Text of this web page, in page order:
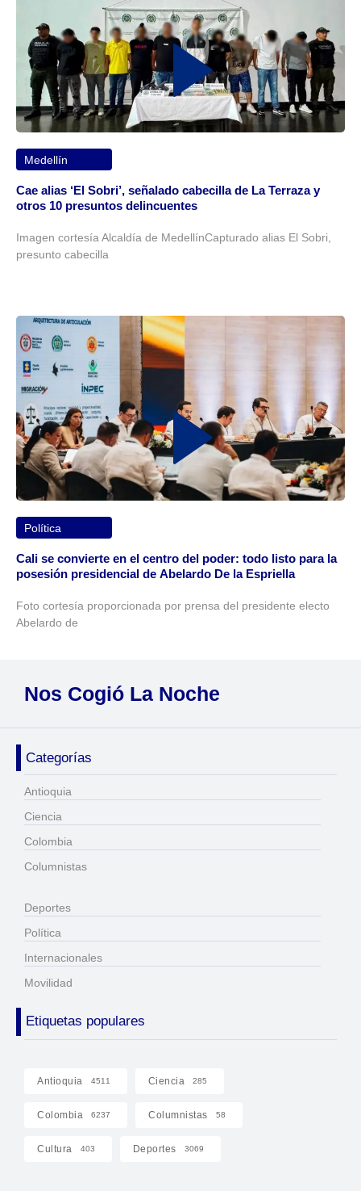
Medellín
Cae alias ‘El Sobri’, señalado cabecilla de La Terraza y
otros 10 presuntos delincuentes
Imagen cortesía Alcaldía de MedellínCapturado alias El Sobri,
presunto cabecilla
Política
Cali se convierte en el centro del poder: todo listo para la
posesión presidencial de Abelardo De la Espriella
Foto cortesía proporcionada por prensa del presidente electo
Abelardo de
Nos Cogió La Noche
Categorías
Antioquia
Ciencia
Colombia
Columnistas
Deportes
Política
Internacionales
Movilidad
Etiquetas populares
Antioquia 4511 Ciencia 285
Colombia 6237 Columnistas 58
Cultura 403 Deportes 3069